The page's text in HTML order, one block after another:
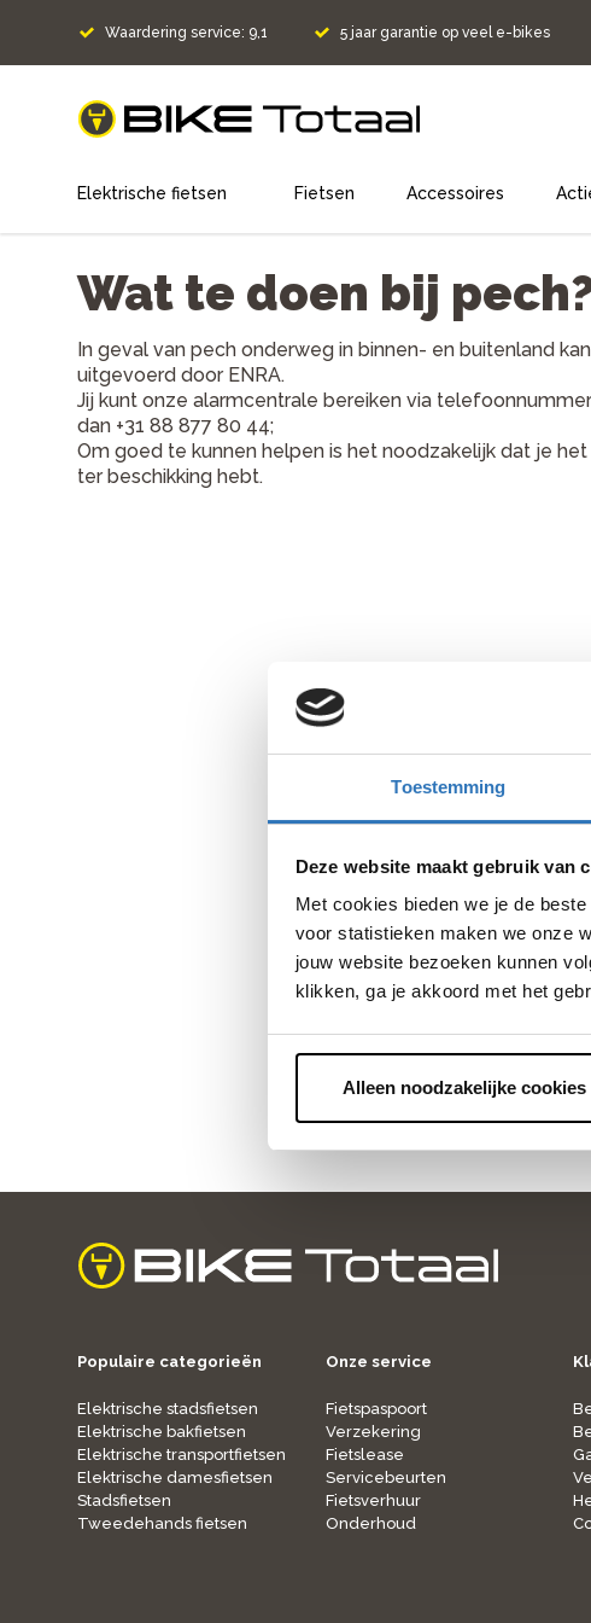
Toestemming
Deze website maakt gebruik van
Met cookies bieden we je de
voor statistieken maken we onze
jouw website bezoeken kunnen
klikken, ga je akkoord met het
Alleen noodzakelijke cookies
Waardering service: 9,1 5 jaar garantie op veel e-bikes
home
Elektrische fietsen Fietsen Accessoires
Wat te doen bij
In geval van pech onderweg in binnen- en buitenland
uitgevoerd door ENRA.
Jij kunt onze alarmcentrale bereiken via
dan +31 88 877 80 44;
Om goed te kunnen helpen is het noodzakelijk dat je
ter beschikking hebt.
home
Populaire categorieën
Elektrische stadsfietsen
Elektrische bakfietsen
Elektrische transportfietsen
Elektrische damesfietsen
Stadsfietsen
Tweedehands fietsen
Onze service
Fietspaspoort
Verzekering
Fietslease
Servicebeurten
Fietsverhuur
Onderhoud